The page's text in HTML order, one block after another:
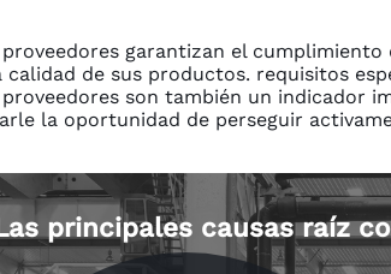
garantizan el
calidad de sus productos. requisitos
son también un indicador
la oportunidad de perseguir
principales causas raíz